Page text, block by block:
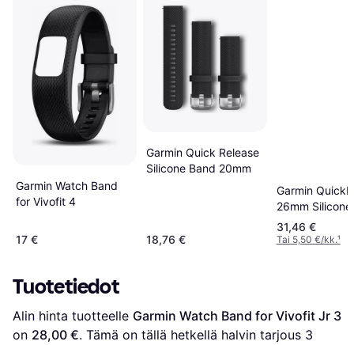
Garmin Watch Band
for Vivofit 4
17 €
Garmin Quick Release
Silicone Band 20mm
18,76 €
Garmin
26mm
Band
31,46 €
Tai 5,50 €/kk.¹
Tuotetiedot
Alin hinta tuotteelle Garmin Watch Band for Vivofit Jr 3
on 28,00 €. Tämä on tällä hetkellä halvin tarjous 3